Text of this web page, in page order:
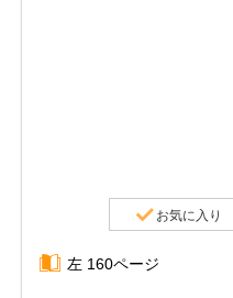
お気に入り
左 160ページ